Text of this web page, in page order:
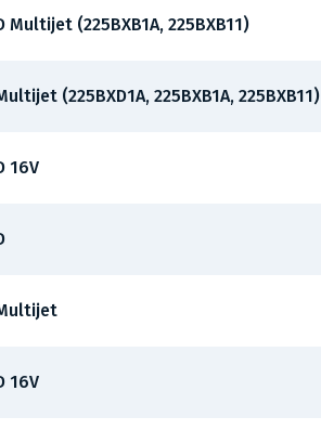
Multijet (225BXB1A, 225BXB11)
(225BXD1A, 225BXB1A, 225BXB11)
16V
16V